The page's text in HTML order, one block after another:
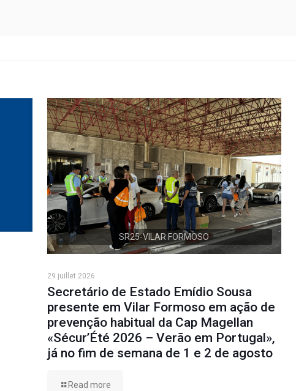
SR25-VILAR FORMOSO
29 juillet 2026
Secretário de Estado Emídio Sousa
presente em Vilar Formoso em ação de
prevenção habitual da Cap Magellan
«Sécur’Été 2026 – Verão em Portugal»,
já no fim de semana de 1 e 2 de agosto
Read more